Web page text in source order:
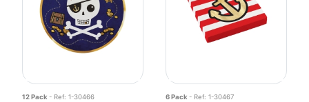
12 Pack- Ref: 1-30466 6 Pack- Ref: 1-30467